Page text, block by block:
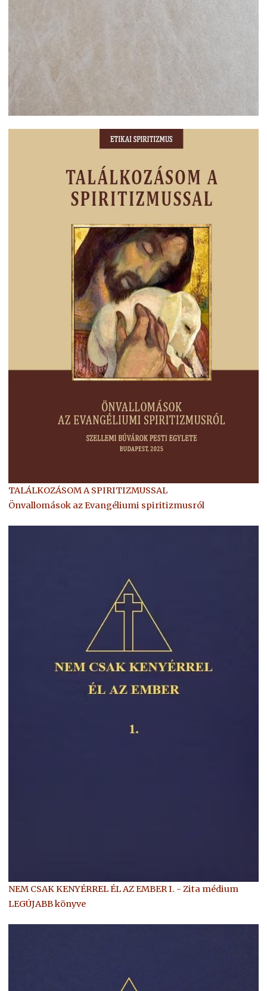
TALÁLKOZÁSOM A SPIRITIZMUSSAL
Önvallomások az Evangéliumi spiritizmusról
NEM CSAK KENYÉRREL ÉL AZ EMBER I. - Zita médium
LEGÚJABB könyve